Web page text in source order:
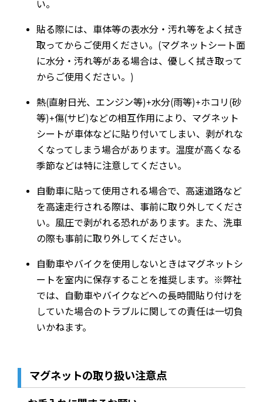
い。
貼る際には、車体等の表水分・汚れ等をよく拭き
取ってからご使用ください。(マグネットシート面
に水分・汚れ等がある場合は、優しく拭き取って
からご使用ください。)
熱(直射日光、エンジン等)+水分(雨等)+ホコリ(砂
等)+傷(サビ)などの相互作用により、マグネット
シートが車体などに貼り付いてしまい、剥がれな
くなってしまう場合があります。温度が高くなる
季節などは特に注意してください。
自動車に貼って使用される場合で、高速道路など
を高速走行される際は、事前に取り外してくださ
い。風圧で剥がれる恐れがあります。また、洗車
の際も事前に取り外してください。
自動車やバイクを使用しないときはマグネットシ
ートを室内に保存することを推奨します。※弊社
では、自動車やバイクなどへの長時間貼り付けを
していた場合のトラブルに関しての責任は一切負
いかねます。
マグネットの取り扱い注意点